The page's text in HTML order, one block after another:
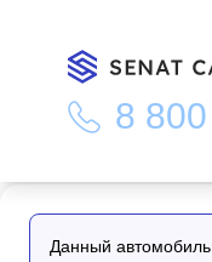
8
Главная Каталог/Land
4WD
Данный